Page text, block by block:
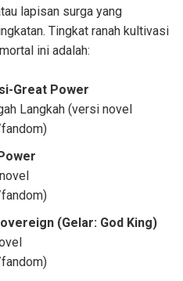
lapisan surga yang
Tingkat ranah kultivasi
ini adalah:
Great Power
Langkah (versi novel
(Gelar: God King)